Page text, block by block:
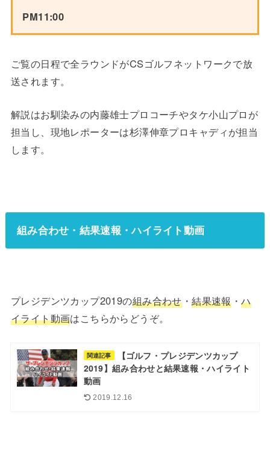
PM11:00
ご覧の日程で全ラウンドがCSゴルフネットワークで放
送されます。
解説はお馴染みの内藤雄士プロコーチやタケ小山プロが
担当し、現地レポーターは杉澤伸章プロキャディが担当
します。
組み合わせ・結果速報・ハイライト動画
プレジデンツカップ2019の組み合わせ・結果速報・ハ
イライト動画はこちらからどうぞ。
関連記事
【ゴルフ・プレジデンツカップ
2019】組み合わせと結果速報・ハイライト
動画
2019.12.16